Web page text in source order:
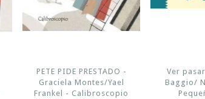
PETE PIDE PRESTADO -
Graciela Montes/Yael
Frankel - Calibroscopio
Ver
Baggio/